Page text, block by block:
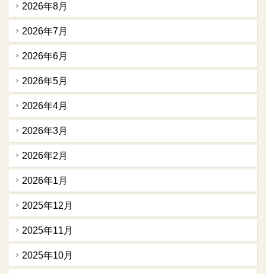
2026年8月
2026年7月
2026年6月
2026年5月
2026年4月
2026年3月
2026年2月
2026年1月
2025年12月
2025年11月
2025年10月